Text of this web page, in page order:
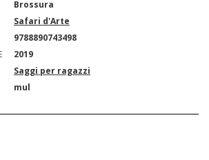
Brossura
Safari d'Arte
9788890743498
2019
Saggi per ragazzi
mul